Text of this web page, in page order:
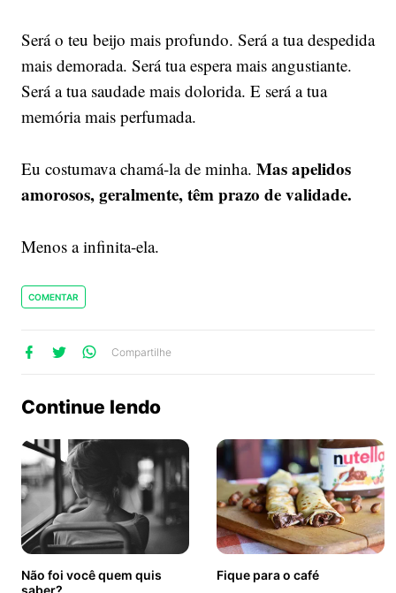
Será o teu beijo mais profundo. Será a tua despedida
mais demorada. Será tua espera mais angustiante.
Será a tua saudade mais dolorida. E será a tua
memória mais perfumada.
Eu costumava chamá-la de minha. Mas apelidos
amorosos, geralmente, têm prazo de validade.
Menos a infinita-ela.
COMENTAR
Compartilhe
Continue lendo
Não foi você quem quis
Fique para o café